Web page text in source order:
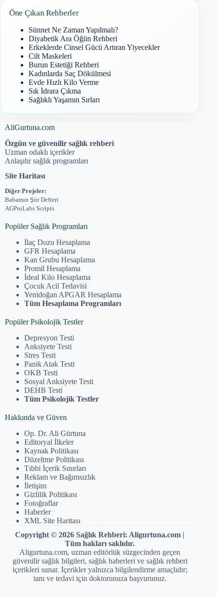
Öne Çıkan Rehberler
Sünnet Ne Zaman Yapılmalı?
Diyabetik Ara Öğün Rehberi
Erkeklerde Cinsel Gücü Artıran Yiyecekler
Cilt Maskeleri
Burun Estetiği Rehberi
Kadınlarda Saç Dökülmesi
Evde Hızlı Kilo Verme
Sık İdrara Çıkma
Sağlıklı Yaşamın Sırları
AliGurtuna.com
Özgün ve güvenilir sağlık rehberi
Uzman odaklı içerikler
Anlaşılır sağlık programları
Site Haritası
Diğer Projeler:
Babamın Şiir Defteri
AGProLabs Scripts
Popüler Sağlık Programları
İlaç Dozu Hesaplama
GFR Hesaplama
Kan Grubu Hesaplama
Promil Hesaplama
İdeal Kilo Hesaplama
Çocuk Acil Tedavisi
Yenidoğan APGAR Hesaplama
Tüm Hesaplama Programları
Popüler Psikolojik Testler
Depresyon Testi
Anksiyete Testi
Stres Testi
Panik Atak Testi
OKB Testi
Sosyal Anksiyete Testi
DEHB Testi
Tüm Psikolojik Testler
Hakkında ve Güven
Op. Dr. Ali Gürtuna
Editoryal İlkeler
Kaynak Politikası
Düzeltme Politikası
Tıbbi İçerik Sınırları
Reklam ve Bağımsızlık
İletişim
Gizlilik Politikası
Fotoğraflar
Haberler
XML Site Haritası
Copyright © 2026 Sağlık Rehberi: Aligurtuna.com |
Tüm hakları saklıdır.
Aligurtuna.com, uzman editörlük süzgecinden geçen
güvenilir sağlık bilgileri, sağlık haberleri ve sağlık rehberi
içerikleri sunar. İçerikler yalnızca bilgilendirme amaçlıdır;
tanı ve tedavi için doktorunuza başvurunuz.